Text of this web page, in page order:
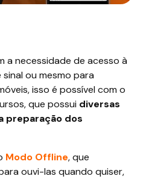
a necessidade de acesso à
ou mesmo para
isso é possível com o
que possui diversas
preparação dos
Modo Offline, que
ouvi-las quando quiser,